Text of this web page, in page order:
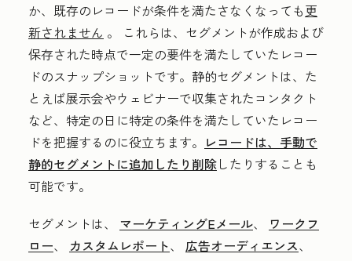
か、既存のレコードが条件を満たさなくなっても更
新されません 。 これらは、セグメントが作成および
保存された時点で一定の要件を満たしていたレコー
ドのスナップショットです。静的セグメントは、た
とえば展示会やウェビナーで収集されたコンタクト
など、特定の日に特定の条件を満たしていたレコー
ドを把握するのに役立ちます。 レコードは、手動で
静的セグメントに追加したり削除したりすることも
可能です。
セグメントは、 マーケティングEメール、 ワークフ
ロー、 カスタムレポート、 広告オーディエンス、